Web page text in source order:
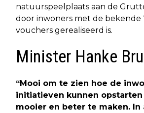
natuurspeelplaats aan de
door inwoners met de bekende
vouchers gerealiseerd is.
Minister Hanke
“Mooi om te zien hoe de
initiatieven kunnen
mooier en beter te maken. In